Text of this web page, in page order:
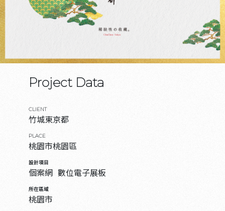
Project Data
CLIENT
竹城東京都
PLACE
桃園市桃園區
設計項目
個案網 數位電子展板
所在區域
桃園市